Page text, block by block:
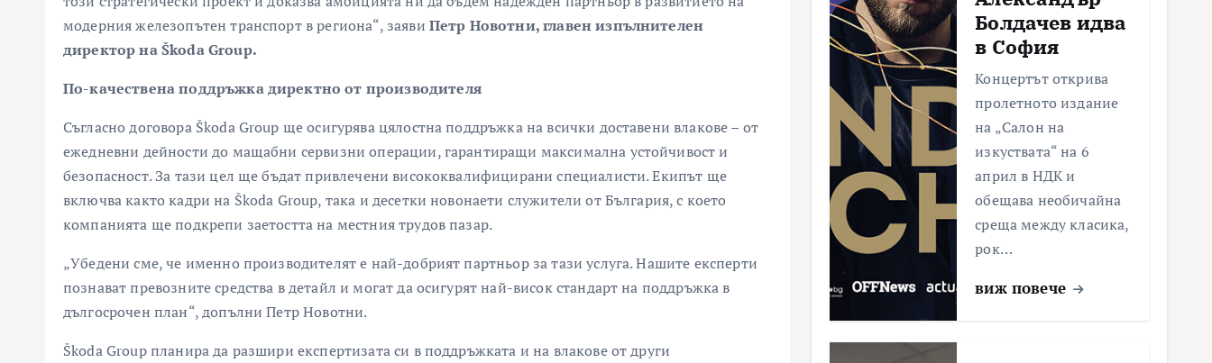
модерния железопътен транспорт в региона“, заяви Петр Новотни, главен изпълнителен
директор на Škoda Group.
По-качествена поддръжкадиректно от производителя
Съгласно договора Škoda Group ще осигурява цялостна поддръжка на всички доставени влакове – от
ежедневни дейности до мащабни сервизни операции, гарантиращи максимална устойчивост и
безопасност. За тази цел ще бъдат привлечени висококвалифицирани специалисти. Екипът ще
включва както кадри на Škoda Group, така и десетки новонаети служители от България, с което
компанията ще подкрепи заетостта на местния трудов пазар.
„Убедени сме, че именно производителят е най-добрият партньор за тази услуга. Нашите експерти
познават превозните средства в детайл и могат да осигурят най-висок стандарт на поддръжка в
дългосрочен план“, допълни Петр Новотни.
Škoda Group планира да разшири експертизата си в поддръжката и на влакове от други
Болдачев идва
в София
Концертът открива
пролетното издание
на „Салон на
изкуствата“ на 6
април в НДК и
обещава необичайна
среща между класика,
рок…
виж повече